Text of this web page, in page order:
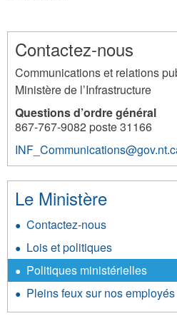
Contactez-nous
Communications et relations
Ministère de l’Infrastructure
Questions d’ordre général
867-767-9082 poste 31166
Le Ministère
Contactez-nous
Lois et politiques
Politiques ministérielles
Pleins feux sur nos employés